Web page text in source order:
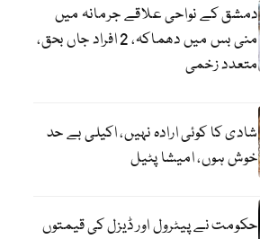
دمشق کے نواحی علاقے جرمانہ میں
منی بس میں دھماکہ، 2 افراد جاں بحق،
متعدد زخمی
شادی کا کوئی ارادہ نہیں، اکیلی بے حد
خوش ہوں، امیشا پٹیل
حکومت نے پیٹرول اور ڈیزل کی قیمتوں